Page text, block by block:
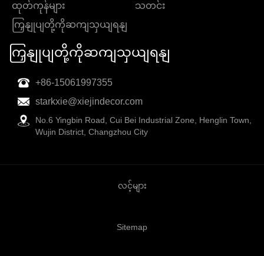
ထုတ်ကုန်များ
သတင်း
ကြှနျုပျတို့ကိုဆကျသှယျရနျ
ကြှနျုပျတို့ကိုဆကျသှယျရနျ
+86-15061997355
starkxie@xiejindecor.com
No.6 Yingbin Road, Cui Bei Industrial Zone, Henglin Town,
Wujin District, Changzhou City
လင့်များ
Sitemap